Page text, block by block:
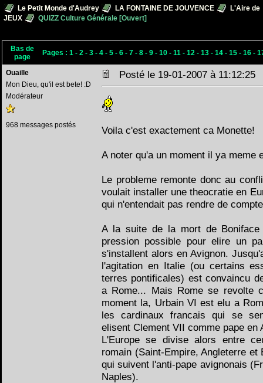
Le Petit Monde d'Audrey LA FONTAINE DE JOUVENCE
L'Aire de
JEUX
QUIZZ Culture Générale [Ouvert]
Bas de
page
Pages : 1 - 2 - 3 - 4 - 5 - 6 - 7 - 8 - 9 - 10 - 11 - 12 - 13 - 14 - 15 - 16 -
Ouaille
Mon Dieu, qu'il est bete! :D
Modérateur
968 messages postés
Posté le 19-01-2007 à
Voila c'est exactement ca Monette!
A noter qu'a un moment il ya meme
Le probleme remonte donc au
voulait installer une theocratie en
qui n'entendait pas rendre de
A la suite de la mort de
pression possible pour elire un
s'installent alors en Avignon.
l'agitation en Italie (ou certains
terres pontificales) est convaincu
a Rome... Mais Rome se revolte
moment la, Urbain VI est elu a
les cardinaux francais qui se
elisent Clement VII comme pape en
L'Europe se divise alors entre
romain (Saint-Empire, Angleterre
qui suivent l'anti-pape avignonais
Naples).